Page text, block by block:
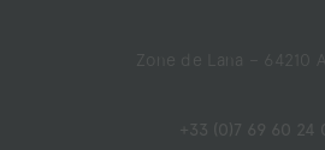
Zone de Lana – 64210
+33 (0)7 69 60 24